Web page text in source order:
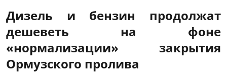
Дизель и бензин продолжат
дешеветь на фоне
«нормализации» закрытия
Ормузского пролива